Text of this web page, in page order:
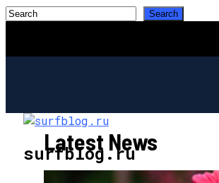
surfblog.ru
Latest News